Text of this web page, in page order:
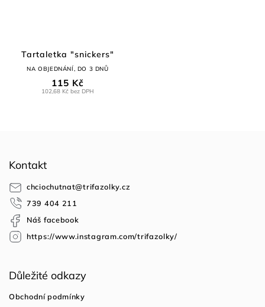
Tartaletka "snickers"
NA OBJEDNÁNÍ, DO 3 DNŮ
102,68 Kč bez DPH
115 Kč
Kontakt
chciochutnat@trifazolky.cz
739 404 211
Náš facebook
https://www.instagram.com/trifazolky/
Důležité odkazy
Obchodní podmínky